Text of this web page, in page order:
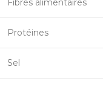
Fibres alimentaires
Protéines
Sel